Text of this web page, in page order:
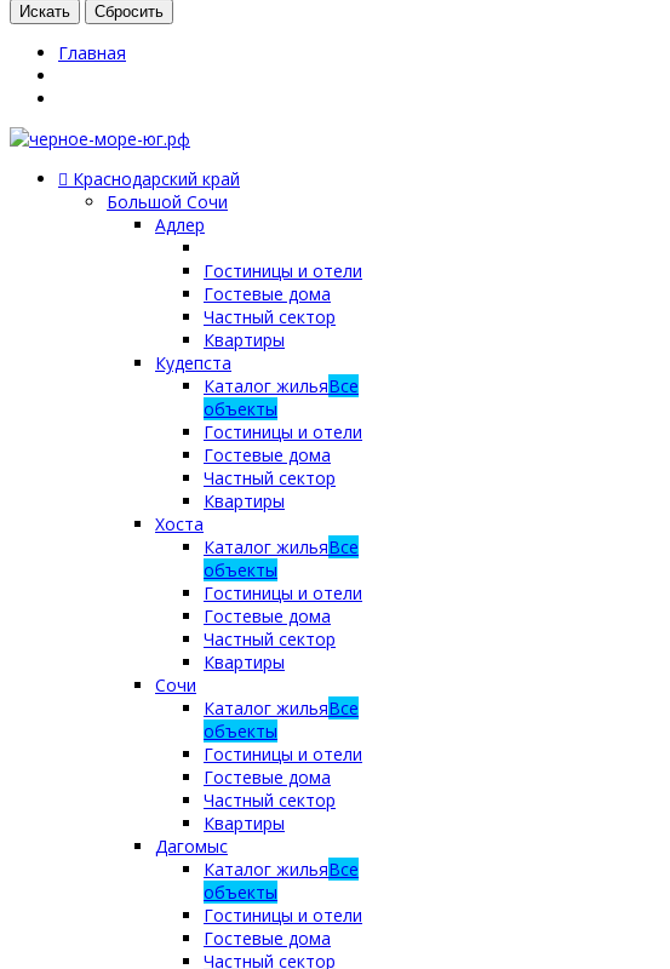
Главная
Краснодарский край
Большой Сочи
Адлер
Гостиницы и отели
Гостевые дома
Частный сектор
Квартиры
Кудепста
Каталог жильяВсе
объекты
Гостиницы и отели
Гостевые дома
Частный сектор
Квартиры
Хоста
Каталог жильяВсе
объекты
Гостиницы и отели
Гостевые дома
Частный сектор
Квартиры
Сочи
Каталог жильяВсе
объекты
Гостиницы и отели
Гостевые дома
Частный сектор
Квартиры
Дагомыс
Каталог жильяВсе
объекты
Гостиницы и отели
Гостевые дома
Частный сектор